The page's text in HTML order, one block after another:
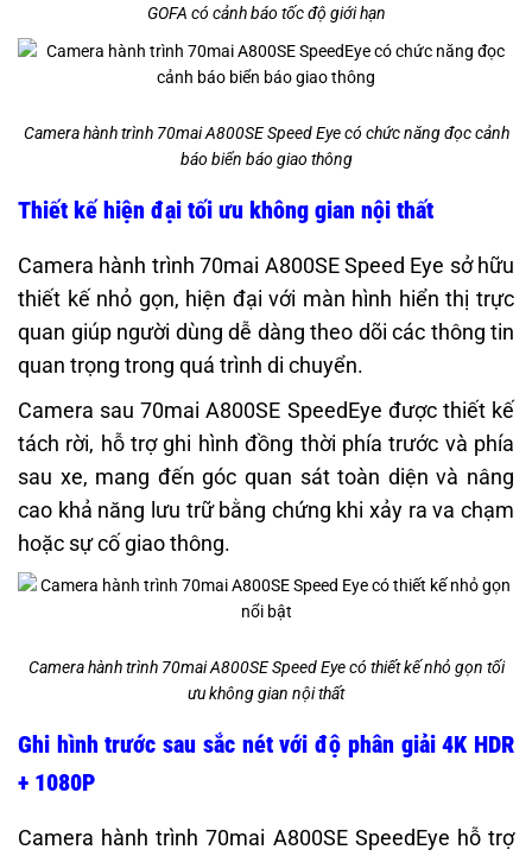
GOFA có cảnh báo tốc độ giới hạn
Camera hành trình 70mai A800SE Speed Eye có chức năng đọc cảnh
báo biển báo giao thông
Thiết kế hiện đại tối ưu không gian nội thất
Camera hành trình 70mai A800SE Speed Eye sở hữu
thiết kế nhỏ gọn, hiện đại với màn hình hiển thị trực
quan giúp người dùng dễ dàng theo dõi các thông tin
quan trọng trong quá trình di chuyển.
Camera sau 70mai A800SE SpeedEye được thiết kế
tách rời, hỗ trợ ghi hình đồng thời phía trước và phía
sau xe, mang đến góc quan sát toàn diện và nâng
cao khả năng lưu trữ bằng chứng khi xảy ra va chạm
hoặc sự cố giao thông.
Camera hành trình 70mai A800SE Speed Eye có thiết kế nhỏ gọn tối
ưu không gian nội thất
Ghi hình trước sau sắc nét với độ phân giải 4K HDR
+ 1080P
Camera hành trình 70mai A800SE SpeedEye hỗ trợ